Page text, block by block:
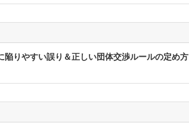
陥りやすい誤り＆正しい団体交渉ルールの定め方